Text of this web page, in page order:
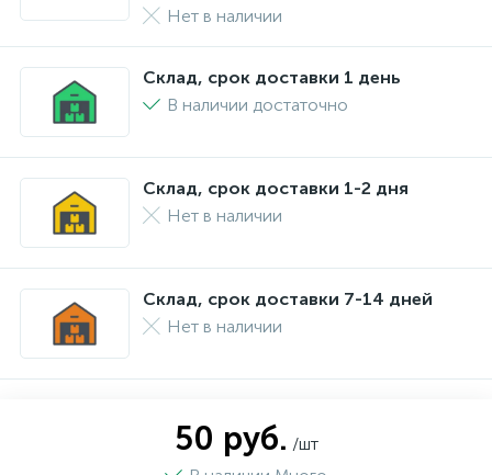
Нет в наличии
Склад, срок доставки 1 день
В наличии достаточно
Склад, срок доставки 1-2 дня
Нет в наличии
Склад, срок доставки 7-14 дней
Нет в наличии
50 руб. /шт